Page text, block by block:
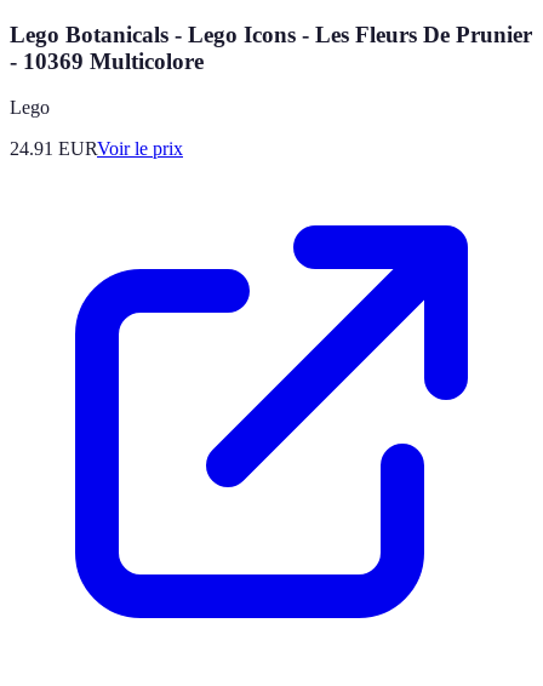
Lego Botanicals - Lego Icons - Les Fleurs De Prunier
- 10369 Multicolore
Lego
24.91 EURVoir le prix